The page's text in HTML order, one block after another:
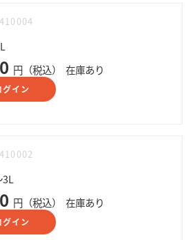
円（税込） 在庫あり
グイン
円（税込） 在庫あり
グイン